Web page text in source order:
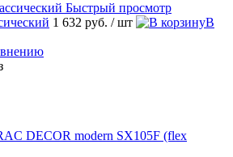
Быстрый просмотр
1 632 руб. / шт
В